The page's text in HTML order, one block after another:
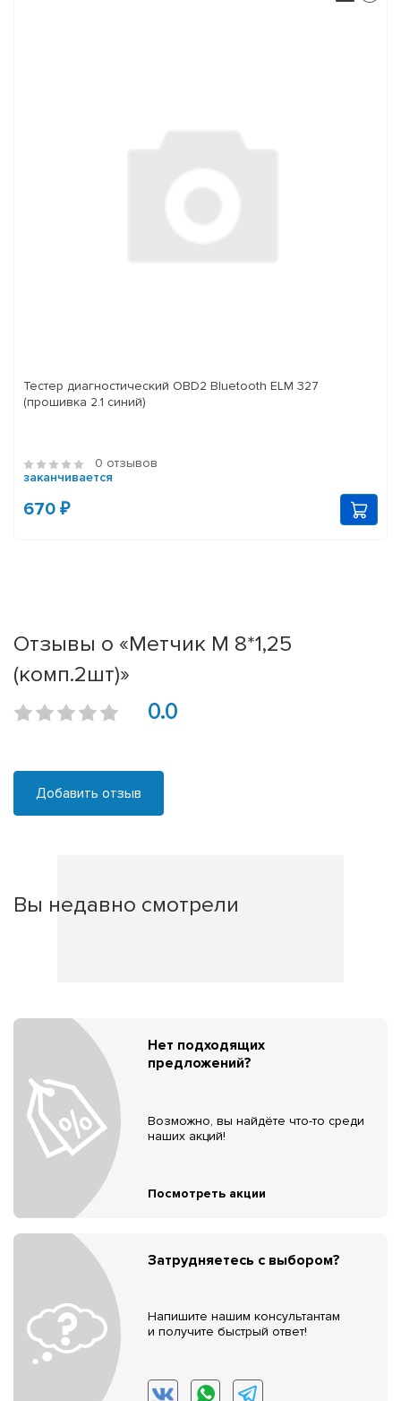
Тестер диагностический OBD2 Bluetooth ELM 327
(прошивка 2.1 синий)
0 отзывов
заканчивается
670 ₽
Отзывы о «Метчик М 8*1,25
(комп.2шт)»
0.0
Добавить отзыв
Вы недавно смотрели
Нет подходящих
предложений?
Возможно, вы найдёте что-то среди
наших акций!
Посмотреть акции
Затрудняетесь с выбором?
Напишите нашим консультантам
и получите быстрый ответ!